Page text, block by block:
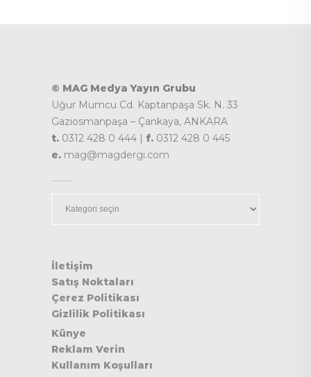
© MAG Medya Yayın Grubu
Uğur Mumcu Cd. Kaptanpaşa Sk. N. 33
Gaziosmanpaşa – Çankaya, ANKARA
t. 0312 428 0 444 | f. 0312 428 0 445
e. mag@magdergi.com
İletişim
Satış Noktaları
Çerez Politikası
Gizlilik Politikası
Künye
Reklam Verin
Kullanım Koşulları